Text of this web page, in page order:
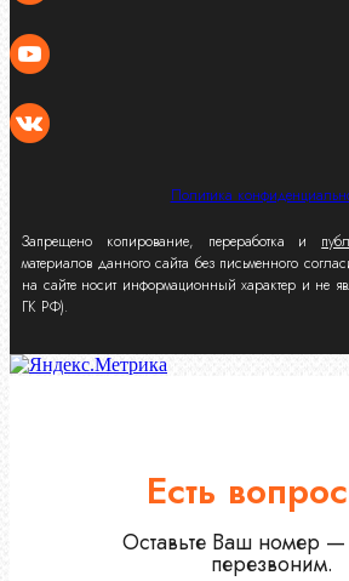
Политика
Запрещено копирование, переработка и
материалов данного сайта без письменного
на сайте носит информационный характер и не
ГК РФ).
Есть
Оставьте Ваш номер
перезвоним.